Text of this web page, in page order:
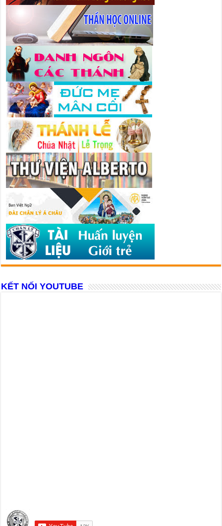
KẾT NỐI YOUTUBE